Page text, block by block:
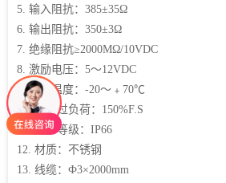
5. 输入阻抗：385±35Ω
6. 输出阻抗：350±3Ω
7. 绝缘阻抗≥2000MΩ/10VDC
8. 激励电压：5～12VDC
9. 工作温度：-20～﹢70℃
10. 允许过负荷：150%F.S
11. 防护等级：IP66
12. 材质：不锈钢
13. 线缆：Ф3×2000mm